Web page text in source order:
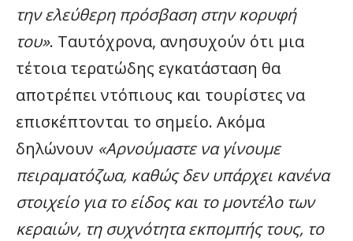
την ελεύθερη πρόσβαση στην κορυφή
του». Ταυτόχρονα, ανησυχούν ότι μια
τέτοια τερατώδης εγκατάσταση θα
αποτρέπει ντόπιους και τουρίστες να
επισκέπτονται το σημείο. Ακόμα
δηλώνουν «Αρνούμαστε να γίνουμε
πειραματόζωα, καθώς δεν υπάρχει κανένα
στοιχείο για το είδος και το μοντέλο των
κεραιών, τη συχνότητα εκπομπής τους, το